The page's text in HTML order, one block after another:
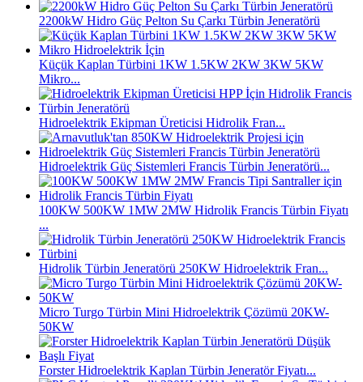
2200kW Hidro Güç Pelton Su Çarkı Türbin Jeneratörü
Küçük Kaplan Türbini 1KW 1.5KW 2KW 3KW 5KW
Mikro...
Hidroelektrik Ekipman Üreticisi Hidrolik Fran...
Hidroelektrik Güç Sistemleri Francis Türbin Jeneratörü...
100KW 500KW 1MW 2MW Hidrolik Francis Türbin Fiyatı
...
Hidrolik Türbin Jeneratörü 250KW Hidroelektrik Fran...
Micro Turgo Türbin Mini Hidroelektrik Çözümü 20KW-
50KW
Forster Hidroelektrik Kaplan Türbin Jeneratör Fiyatı...